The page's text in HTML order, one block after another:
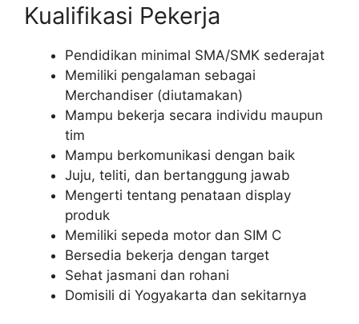
Kualifikasi Pekerja
Pendidikan minimal SMA/SMK sederajat
Memiliki pengalaman sebagai
Merchandiser (diutamakan)
Mampu bekerja secara individu maupun
tim
Mampu berkomunikasi dengan baik
Juju, teliti, dan bertanggung jawab
Mengerti tentang penataan display
produk
Memiliki sepeda motor dan SIM C
Bersedia bekerja dengan target
Sehat jasmani dan rohani
Domisili di Yogyakarta dan sekitarnya